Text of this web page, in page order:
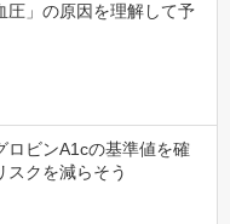
圧」の原因を理解して予
ロビンA1cの基準値を確
スクを減らそう